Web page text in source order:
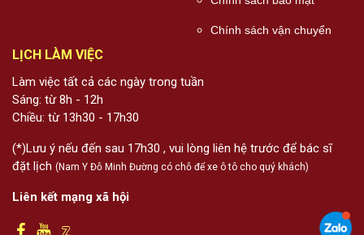
Chính sách vận chuyển
LỊCH LÀM VIỆC
Làm việc tất cả các ngày trong tuần
Sáng: từ 8h - 12h
Chiều: từ 13h30 - 17h30
(*)Lưu ý nếu đến sau 17h30 , vui lòng liên hệ trước để bác sĩ
đặt lịch (Nam Y Đỗ Minh Đường có chỗ để xe ô tô cho quý khách)
Liên kết mạng xã hội